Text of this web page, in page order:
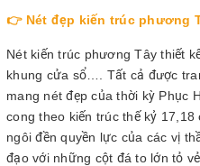
👉 Nét đẹp kiến trúc phương
Nét kiến trúc phương Tây thiết
khung cửa sổ…. Tất cả được
mang nét đẹp của thời kỳ Phục
cong theo kiến trúc thế kỷ
ngôi đền quyền lực của các vị
đạo với những cột đá to lớn tỏ